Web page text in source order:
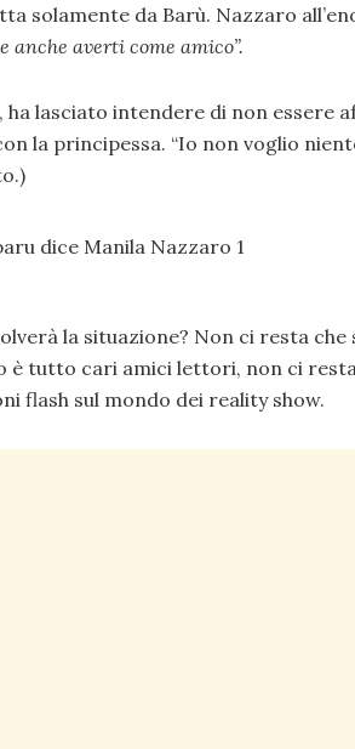
solamente da Barù. Nazzaro
anche averti come amico”.
ha lasciato intendere di non essere
la principessa. “Io non voglio
la situazione? Non ci resta
è tutto cari amici lettori, non ci
flash sul mondo dei reality show.